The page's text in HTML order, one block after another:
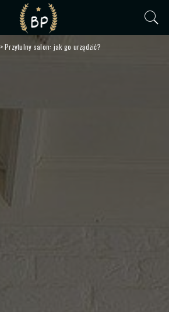
>Przytulny salon: jak go urządzić?